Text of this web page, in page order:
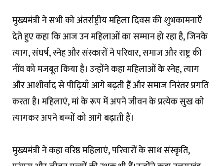
मुख्यमंत्री ने सभी को अंतर्राष्ट्रीय महिला दिवस की शुभकामनाएँ
देते हुए कहा कि आज उन महिलाओं का सम्मान हो रहा है, जिनके
त्याग, संघर्ष, स्नेह और संस्कारों ने परिवार, समाज और राष्ट्र की
नींव को मजबूत किया है। उन्होंने कहा महिलाओं के स्नेह, त्याग
और आशीर्वाद से पीढ़ियाँ आगे बढ़ती हैं और समाज निरंतर प्रगति
करता है। महिलाएं, मां के रूप में अपने जीवन के प्रत्येक सुख को
त्यागकर अपने बच्चों को आगे बढ़ाती हैं।
मुख्यमंत्री ने कहा वरिष्ठ महिलाएं, परिवारों के साथ संस्कृति,